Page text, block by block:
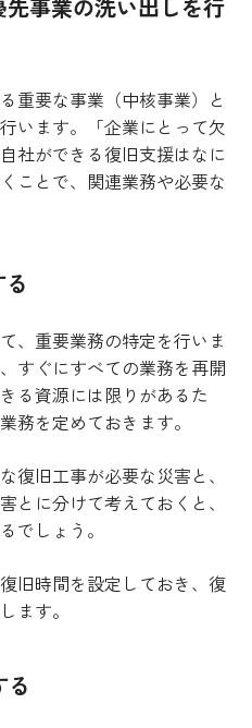
事業の洗い出しを行
重要な事業（中核事業）と
います。「企業にとって欠
社ができる復旧支援はなに
ことで、関連業務や必要な
、重要業務の特定を行いま
すぐにすべての業務を再開
る資源には限りがあるた
務を定めておきます。
復旧工事が必要な災害と、
とに分けて考えておくと、
でしょう。
旧時間を設定しておき、復
ます。
る